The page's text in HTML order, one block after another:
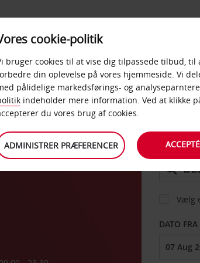
PRODUKTER &
KONTORER
BIL
AFHENT
Vælg
DATO FRA
cookie-politik
bruger cookies til at vise dig tilpassede tilbud, til
din oplevelse på vores hjemmeside. Vi
pålidelige markedsførings- og
indeholder mere information. Ved at klikke på
du vores brug af cookies.
ADMINISTRER PRÆFERENCER